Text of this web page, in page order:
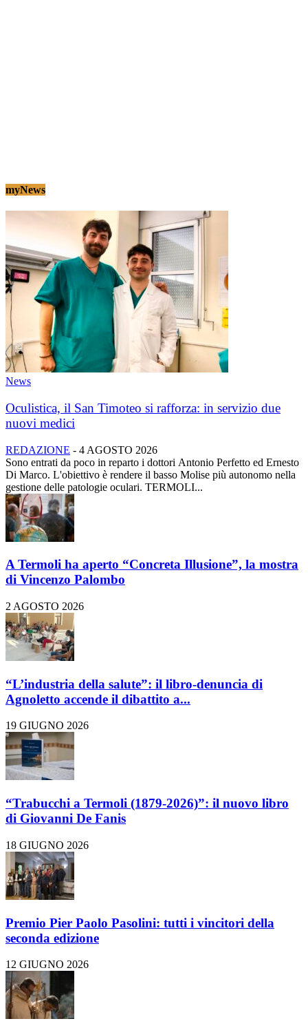
myNews
News
Oculistica, il San Timoteo si rafforza: in servizio due
nuovi medici
REDAZIONE - 4 AGOSTO 2026
Sono entrati da poco in reparto i dottori Antonio Perfetto ed Ernesto
Di Marco. L'obiettivo è rendere il basso Molise più autonomo nella
gestione delle patologie oculari. TERMOLI...
A Termoli ha aperto “Concreta Illusione”, la mostra
di Vincenzo Palombo
2 AGOSTO 2026
“L’industria della salute”: il libro-denuncia di
Agnoletto accende il dibattito a...
19 GIUGNO 2026
“Trabucchi a Termoli (1879-2026)”: il nuovo libro
di Giovanni De Fanis
18 GIUGNO 2026
Premio Pier Paolo Pasolini: tutti i vincitori della
seconda edizione
12 GIUGNO 2026